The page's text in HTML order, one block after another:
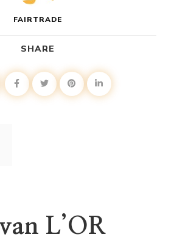
FAIRTRADE
SHARE
L’OR